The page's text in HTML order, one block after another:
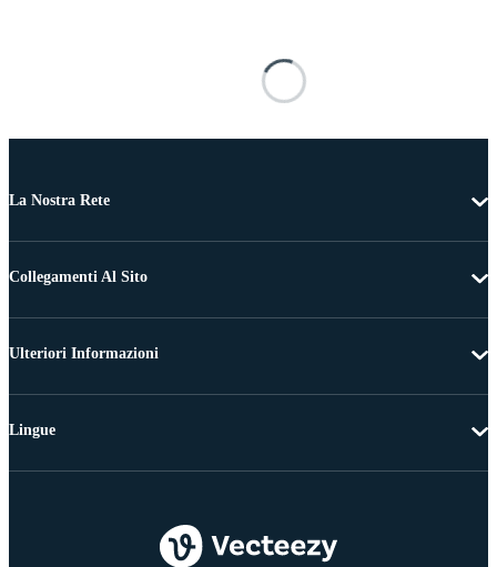
La Nostra Rete
Collegamenti Al Sito
Ulteriori Informazioni
Lingue